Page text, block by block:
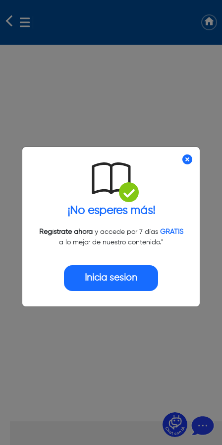
¡No esperes más!
Regístrate ahoray accede por 7 días GRATIS
a lo mejor de nuestro contenido."
Inicia sesión